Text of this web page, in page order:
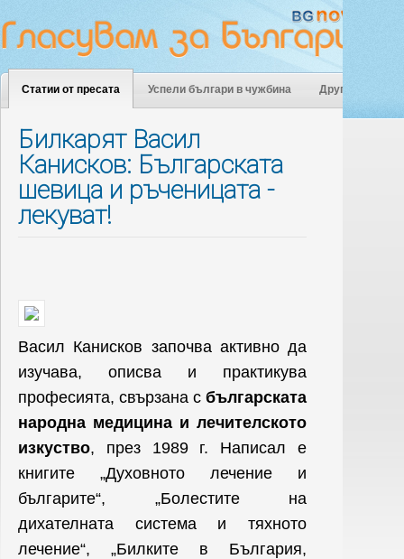
Статии от пресата Успели българи в чужбина Други
Билкарят Васил
Канисков: Българската
шевица и ръченицата -
лекуват!
Васил Канисков започва активно да
изучава, описва и практикува
професията, свързана с българската
народна медицина и лечителското
изкуство, през 1989 г. Написал е
книгите „Духовното лечение и
българите“, „Болестите на
дихателната система и тяхното
лечение“, „Билките в България,